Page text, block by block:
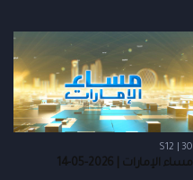
S12 | 30
مساء الإمارات | 2026-05-14